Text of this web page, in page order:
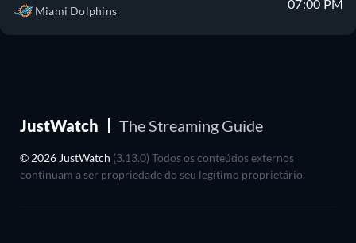
Miami Dolphins 07:00 PM
JustWatch The Streaming Guide
© 2026 JustWatch (3.13.0) Todos os conteúdos externos
continuam a ser propriedade do seu legítimo proprietário.